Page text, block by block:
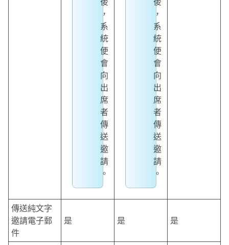
，
系
統
便
會
向
出
席
者
傳
送
邀
請
。
，
系
統
便
會
向
出
席
者
傳
送
邀
請
。
傳送純文字
邀請電子郵
件
是 是 是